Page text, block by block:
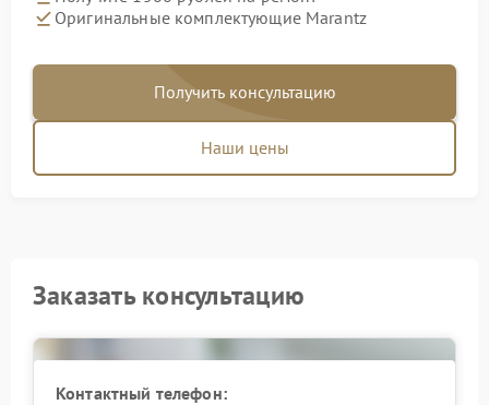
Оригинальные комплектующие Marantz
Получить консультацию
Наши цены
Заказать консультацию
Контактный телефон: